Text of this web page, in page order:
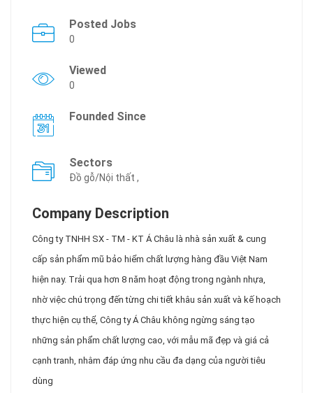
Posted Jobs
0
Viewed
0
Founded Since
Sectors
Đồ gỗ/Nội thất ,
Company Description
Công ty TNHH SX - TM - KT Á Châu là nhà sản xuất & cung
cấp sản phẩm mũ bảo hiểm chất lượng hàng đầu Việt Nam
hiện nay. Trải qua hơn 8 năm hoạt động trong ngành nhựa,
nhờ việc chú trọng đến từng chi tiết khâu sản xuất và kế hoạch
thực hiện cụ thể, Công ty Á Châu không ngừng sáng tạo
những sản phẩm chất lượng cao, với mẫu mã đẹp và giá cả
cạnh tranh, nhằm đáp ứng nhu cầu đa dạng của người tiêu
dùng